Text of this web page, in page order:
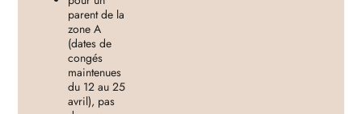
parent de la
zone A
(dates de
congés
maintenues
du 12 au 25
avril), pas